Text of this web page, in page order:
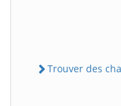
Trouver des